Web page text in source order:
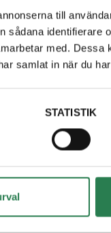
till
identifierare
med. Dessa
samlat in när du
STATISTIK